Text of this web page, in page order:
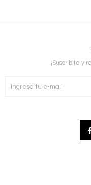
¡Suscribite y